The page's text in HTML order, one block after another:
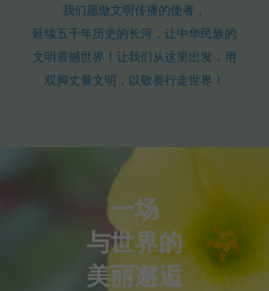
我们愿做文明传播的使者，
延续五千年历史的长河，让中华民族的
文明震撼世界！让我们从这里出发，用
双脚丈量文明，以敬畏行走世界！
一场
与世界的
美丽邂逅